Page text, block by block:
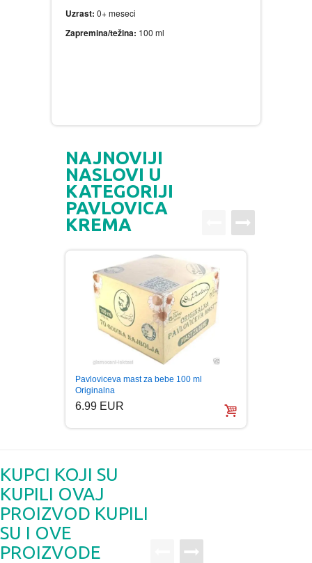
Uzrast: 0+ meseci
Zapremina/težina: 100 ml
NAJNOVIJI
NASLOVI U
KATEGORIJI
PAVLOVICA
KREMA
Pavloviceva mast za bebe 100 ml
Originalna
6.99 EUR
KUPCI KOJI SU
KUPILI OVAJ
PROIZVOD KUPILI
SU I OVE
PROIZVODE